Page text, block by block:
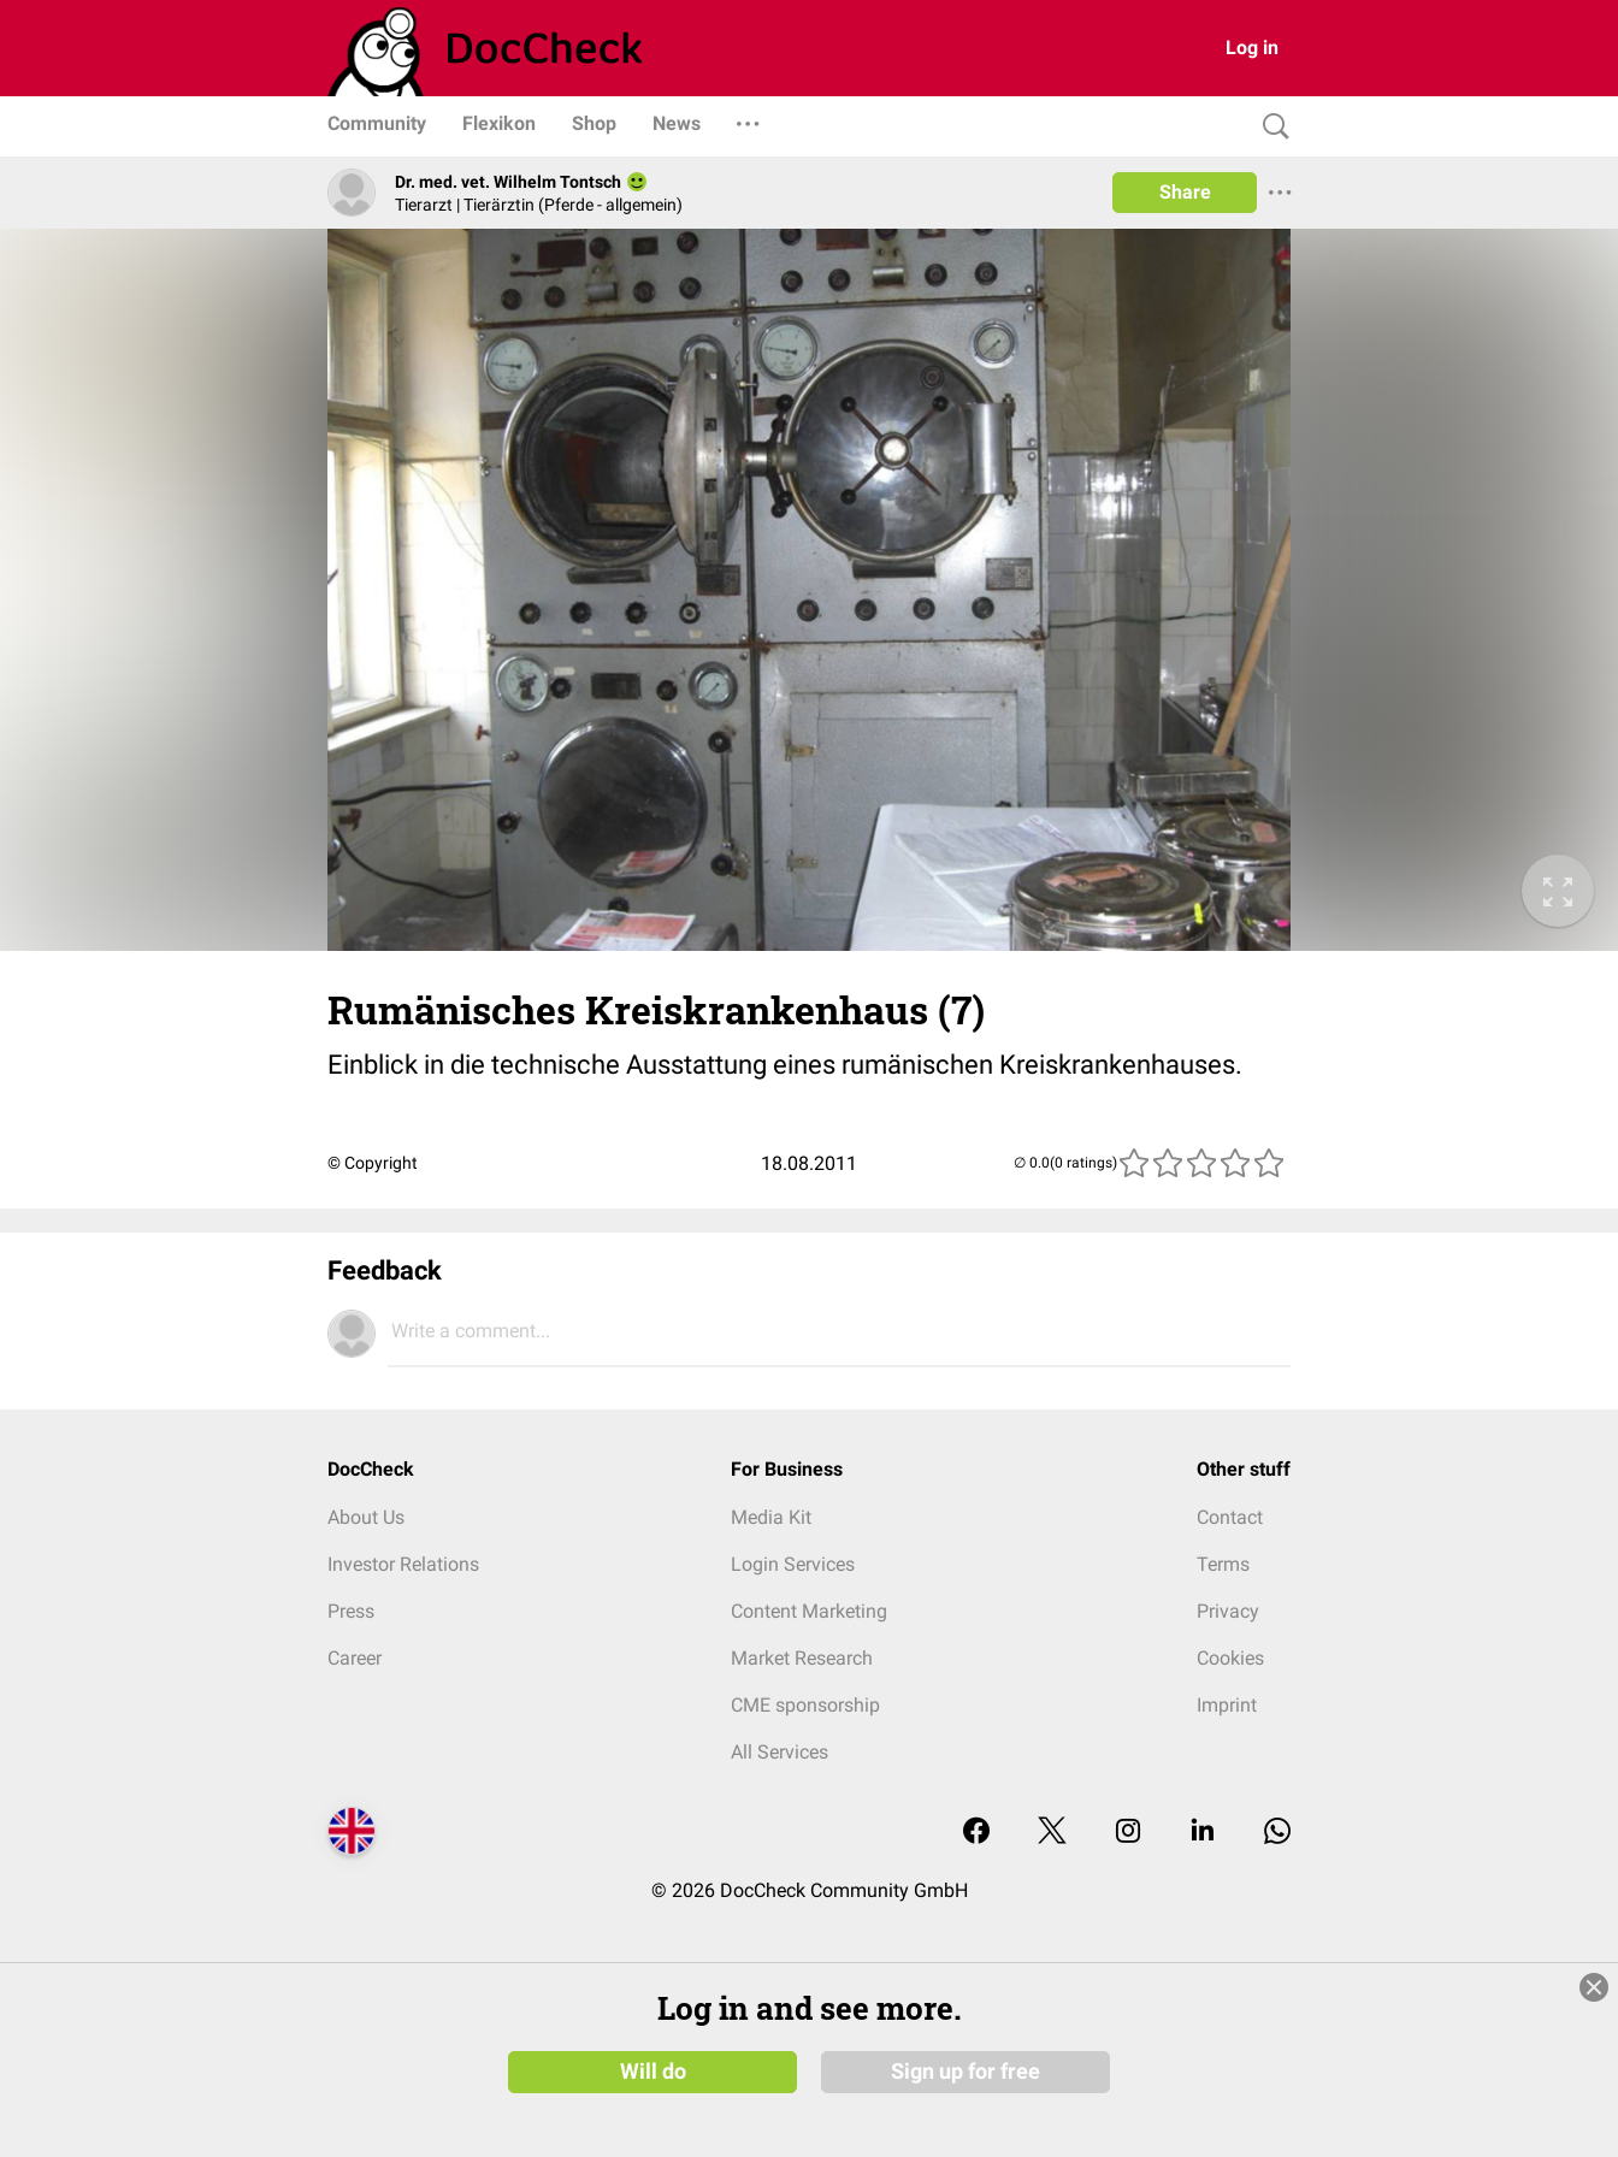
Log in
Community Flexikon Shop News
Dr. med. vet. Wilhelm Tontsch
Tierarzt | Tierärztin (Pferde - allgemein)
Share
Rumänisches Kreiskrankenhaus (7)
Einblick in die technische Ausstattung eines rumänischen Kreiskrankenhauses.
© Copyright 18.08.2011 (0 ratings)
Feedback
Write a comment...
DocCheck
About Us
Investor Relations
Press
Career
For Business
Media Kit
Login Services
Content Marketing
Market Research
CME sponsorship
All Services
Other stuff
Contact
Terms
Privacy
Cookies
Imprint
© 2026 DocCheck Community GmbH
Log in and see more.
Will do Sign up for free